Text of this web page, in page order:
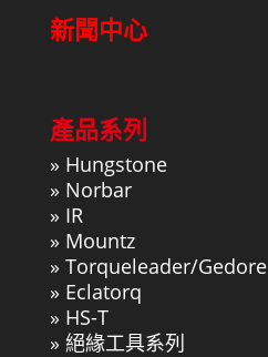
新聞中心
產品系列
» Hungstone
» Norbar
» IR
» Mountz
» Torqueleader/Gedore
» Eclatorq
» HS-T
» 絕緣工具系列